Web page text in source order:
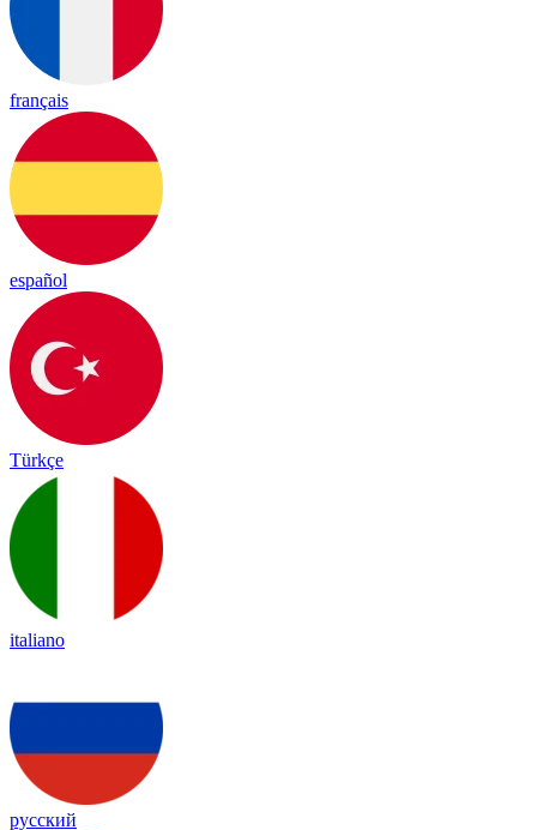
français
español
Türkçe
italiano
русский